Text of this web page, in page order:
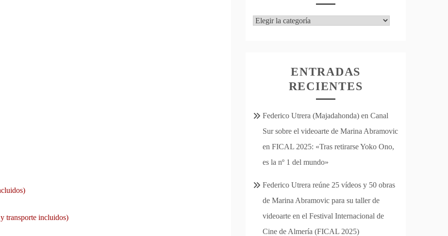
transporte incluidos)
Categorías
ENTRADAS
RECIENTES
Federico Utrera (Majadahonda) en Canal
Sur sobre el videoarte de Marina Abramovic
en FICAL 2025: «Tras retirarse Yoko Ono,
es la nº 1 del mundo»
Federico Utrera reúne 25 vídeos y 50 obras
de Marina Abramovic para su taller de
videoarte en el Festival Internacional de
Cine de Almería (FICAL 2025)